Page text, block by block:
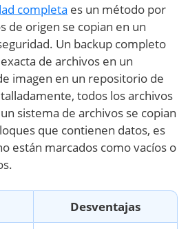
completa es un método por
de origen se copian en un
Un backup completo
de archivos en un
imagen en un repositorio de
todos los archivos
sistema de archivos se copian
que contienen datos, es
están marcados como vacíos o
Desventajas